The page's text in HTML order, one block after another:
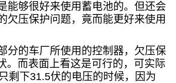
能够很好来使用蓄电池的。但还会
欠压保护问题，竟而能更好来使用
分的车厂所使用的控制器，欠压保
。而表面上看这是可行的，可实际
剩下31.5伏的电压的时候，因为